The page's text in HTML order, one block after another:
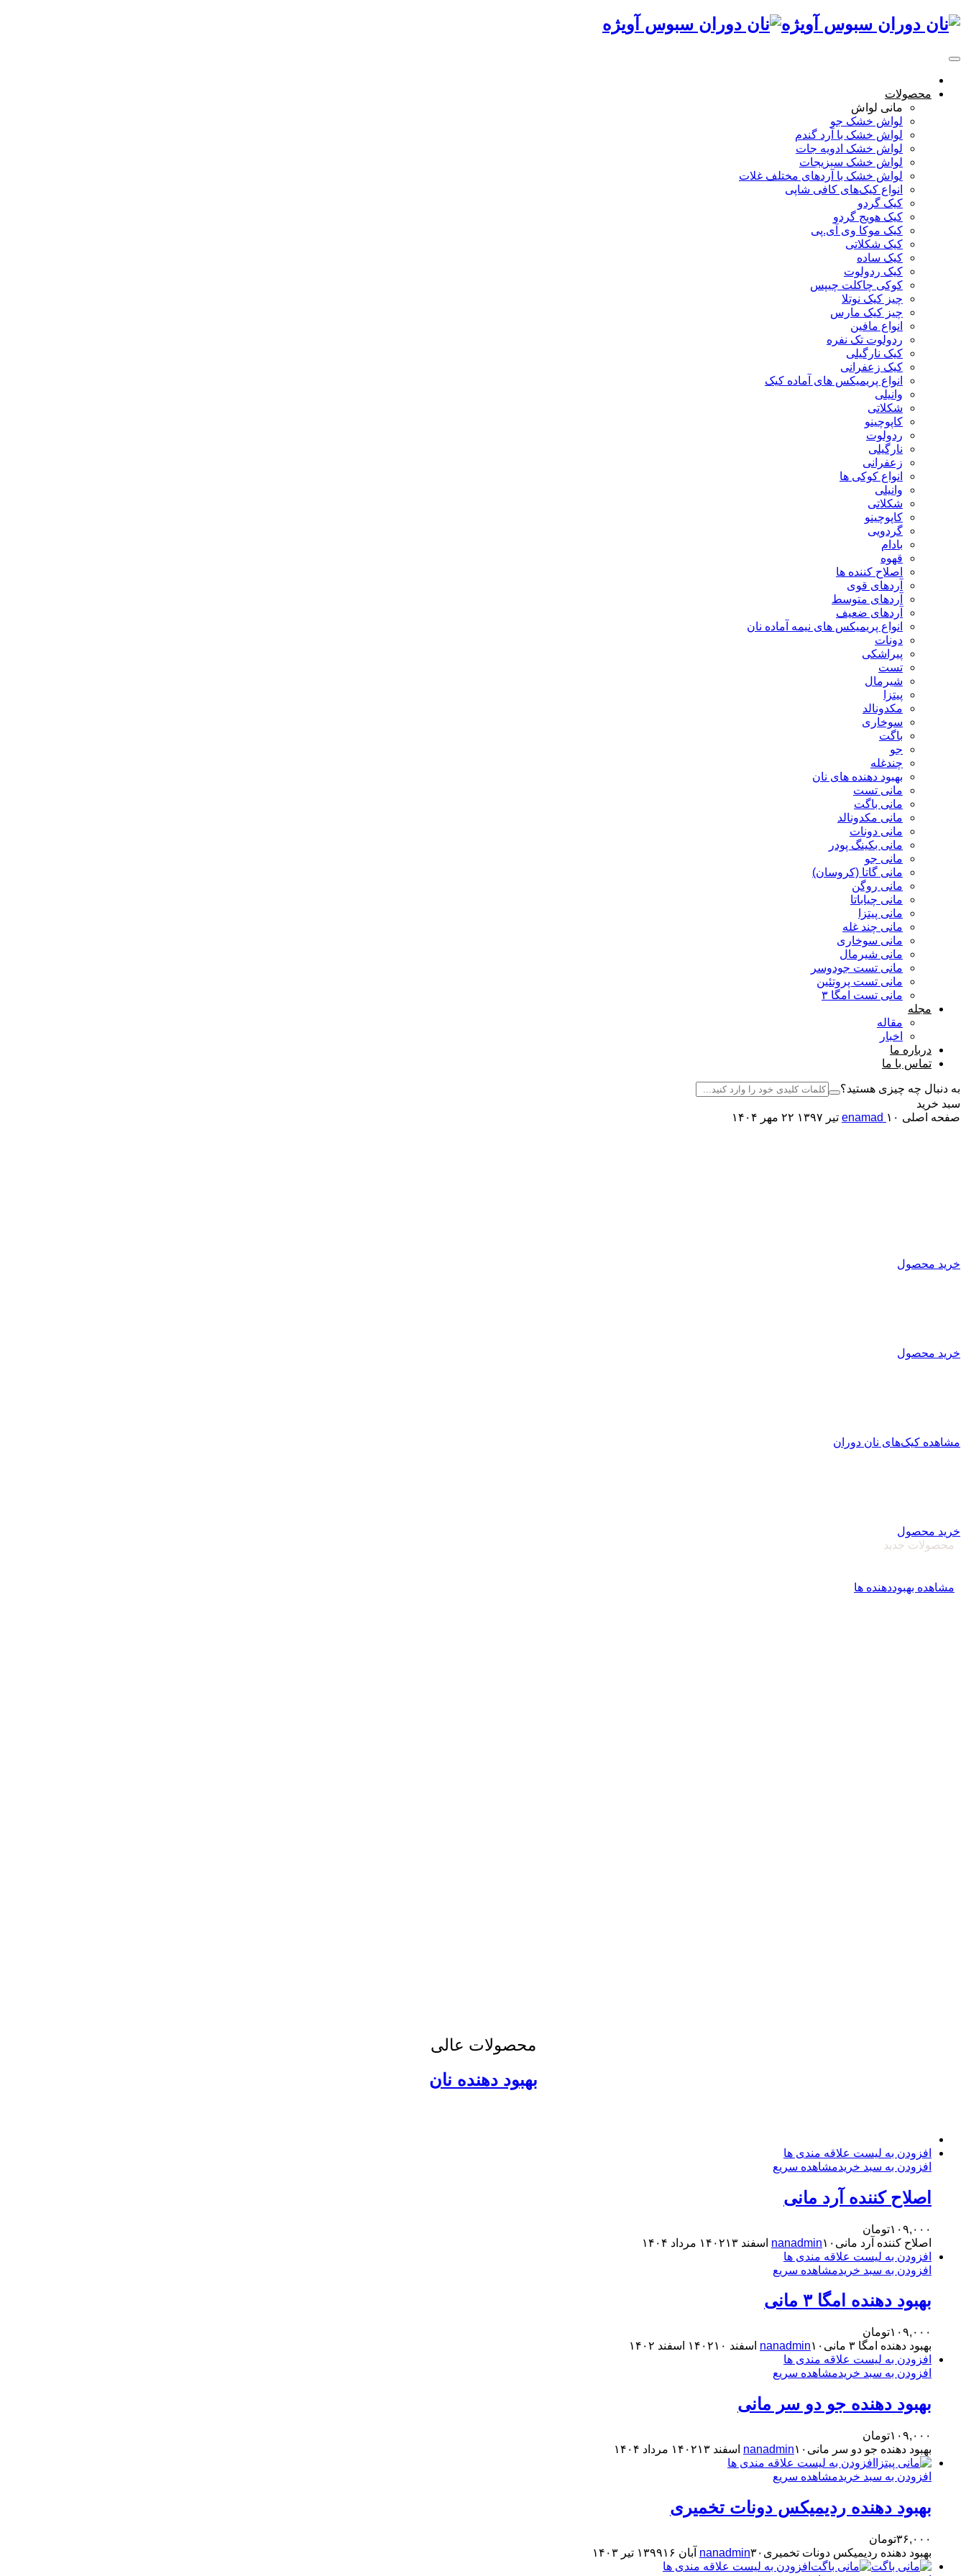
محصولات
مانی لواش
لواش خشک جو
لواش خشک با آرد گندم
لواش خشک ادویه جات
لواش خشک سبزیجات
لواش خشک با آردهای مختلف غلات
انواع کیک‌های کافی شاپی
کیک گردو
کیک هویج گردو
کیک موکا وی آی.پی
کیک شکلاتی
کیک ساده
کیک ردولوت
کوکی چاکلت چیپس
چیز کیک نوتلا
چیز کیک مارس
انواع مافین
ردولوت تک نفره
کیک نارگیلی
کیک زعفرانی
انواع پریمیکس های آماده کیک
وانیلی
شکلاتی
کاپوچینو
ردولوت
نارگیلی
زعفرانی
انواع کوکی ها
وانیلی
شکلاتی
کاپوچینو
گردویی
بادام
قهوه
اصلاح کننده ها
آردهای قوی
آردهای متوسط
آردهای ضعیف
انواع پریمیکس های نیمه آماده نان
دونات
پیراشکی
تست
شیرمال
پیتزا
مکدونالد
سوخاری
باگت
جو
چندغله
بهبود دهنده های نان
مانی تست
مانی باگت
مانی مکدونالد
مانی دونات
مانی بکینگ پودر
مانی جو
مانی گاتا (کروسان)
مانی روگن
مانی چیاباتا
مانی پیتزا
مانی چند غله
مانی سوخاری
مانی شیرمال
مانی تست جودوسر
مانی تست پروتئین
مانی تست امگا ۳
مجله
مقاله
اخبار
درباره ما
تماس با ما
به دنبال چه چیزی هستید؟
سبد خرید
صفحه اصلی
enamad ۱۰ تیر ۱۳۹۷ ۲۲ مهر ۱۴۰۴
خرید محصول
خرید محصول
مشاهده کیک‌های نان دوران
خرید محصول
محصولات جدید
مشاهده بهبوددهنده ها
محصولات عالی
بهبود دهنده نان
افزودن به لیست علاقه مندی ها
افزودن به سبد خریدمشاهده سریع
اصلاح کننده آرد مانی
۱۰۹,۰۰۰تومان
اصلاح کننده آرد مانی
nanadmin۱۰ اسفند ۱۴۰۲
۱۳ مرداد ۱۴۰۴
افزودن به لیست علاقه مندی ها
افزودن به سبد خریدمشاهده سریع
بهبود دهنده امگا ۳ مانی
۱۰۹,۰۰۰تومان
بهبود دهنده امگا ۳ مانی
nanadmin۱۰ اسفند ۱۴۰۲
۱۰ اسفند ۱۴۰۲
افزودن به لیست علاقه مندی ها
افزودن به سبد خریدمشاهده سریع
بهبود دهنده جو دو سر مانی
۱۰۹,۰۰۰تومان
بهبود دهنده جو دو سر مانی
nanadmin۱۰ اسفند ۱۴۰۲
۱۳ مرداد ۱۴۰۴
افزودن به لیست علاقه مندی ها
افزودن به سبد خریدمشاهده سریع
بهبود دهنده ردیمیکس دونات تخمیری
۳۶,۰۰۰تومان
بهبود دهنده ردیمیکس دونات تخمیری
nanadmin۳۰ آبان ۱۳۹۹
۱۶ تیر ۱۴۰۳
افزودن به لیست علاقه مندی ها